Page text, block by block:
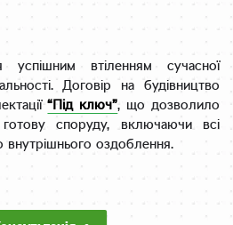
втіленням сучасної
Договір на будівництво
“Під ключ”, що дозволило
споруду, включаючи всі
оздоблення.